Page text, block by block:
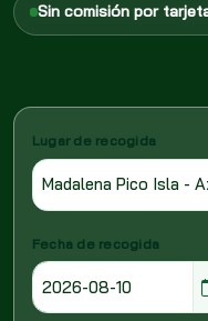
Sin comisión por
Lugar de recogida
Fecha de recogida